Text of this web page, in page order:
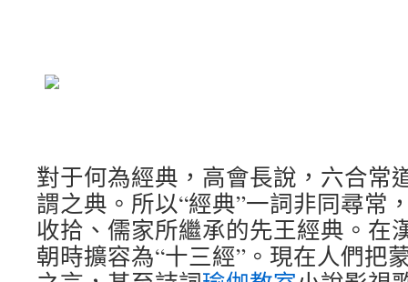
對于何為經典，高會長說，六合常
謂之典。所以“經典”一詞非同尋常
收拾、儒家所繼承的先王經典。在
朝時擴容為“十三經”。現在人們把